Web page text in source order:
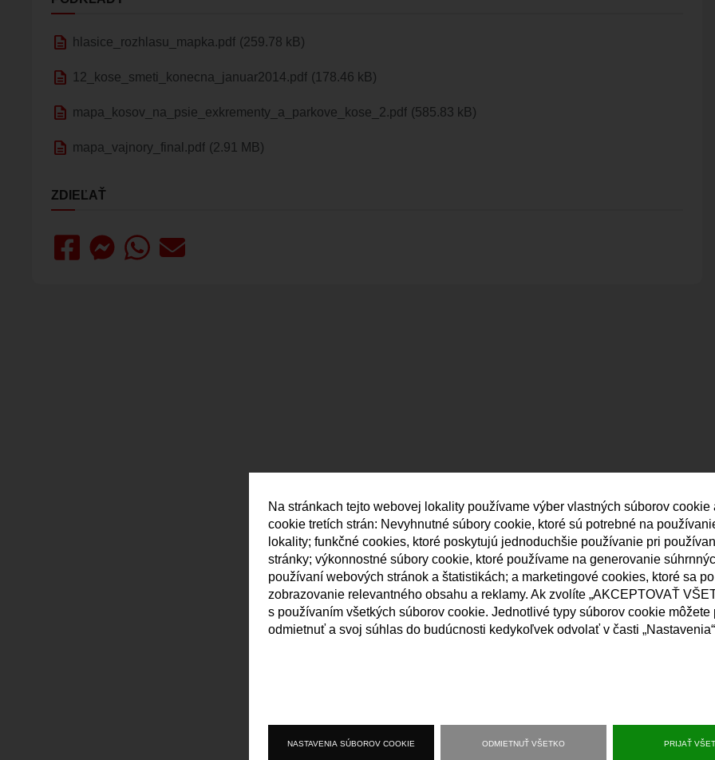
description hlasice_rozhlasu_mapka.pdf (259.78 kB)
description 12_kose_smeti_konecna_januar2014.pdf (178.46 kB)
description mapa_kosov_na_psie_exkrementy_a_parkove_kose_2.pdf (585.83 kB)
description mapa_vajnory_final.pdf (2.91 MB)
ZDIEĽAŤ
Na stránkach tejto webovej lokality používame výber vlastných súborov cookie
cookie tretích strán: Nevyhnutné súbory cookie, ktoré sú potrebné na
lokality; funkčné cookies, ktoré poskytujú jednoduchšie používanie pri
stránky; výkonnostné súbory cookie, ktoré používame na generovanie
používaní webových stránok a štatistikách; a marketingové cookies, ktoré sa
zobrazovanie relevantného obsahu a reklamy. Ak zvolíte „AKCEPTOVAŤ
s používaním všetkých súborov cookie. Jednotlivé typy súborov cookie môžete
odmietnuť a svoj súhlas do budúcnosti kedykoľvek odvolať v časti
NASTAVENIA SÚBOROV COOKIE ODMIETNUŤ VŠETKO PRIJAŤ